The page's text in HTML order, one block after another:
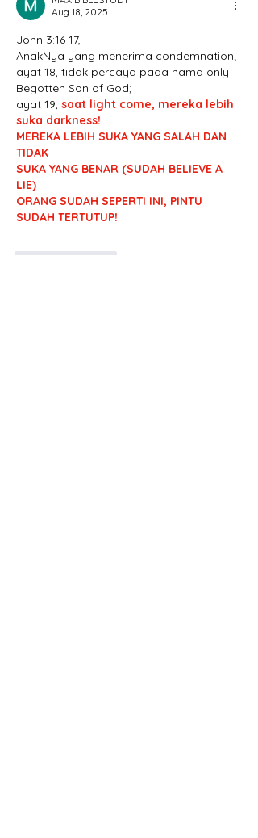
Aug 18, 2025
John 3:16-17,
AnakNya yang menerima condemnation;
ayat 18, tidak percaya pada nama only
Begotten Son of God;
ayat 19, saat light come, mereka lebih
suka darkness!
MEREKA LEBIH SUKA YANG SALAH DAN
TIDAK
SUKA YANG BENAR (SUDAH BELIEVE A
LIE)
ORANG SUDAH SEPERTI INI, PINTU
SUDAH TERTUTUP!